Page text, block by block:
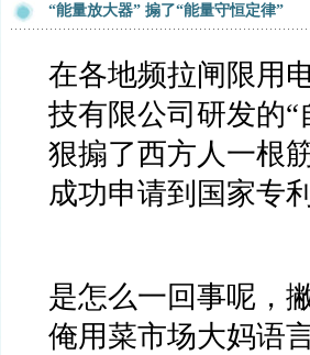
“能量放大器” 搧了“能量守恒定律”
在各地频拉闸限用
技有限公司研发的“
狠搧了西方人一根
成功申请到国家专利
是怎么一回事呢，
俺用菜市场大妈语